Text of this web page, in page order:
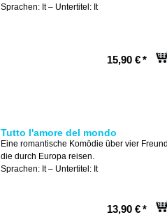
Sprachen: It – Untertitel: It
15,90 €*
Tutto l'amore del mondo
Eine romantische Komödie über vier
die durch Europa reisen.
Sprachen: It – Untertitel: It
13,90 €*